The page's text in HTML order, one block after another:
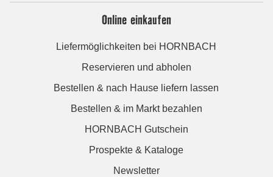
Online einkaufen
Liefermöglichkeiten bei HORNBACH
Reservieren und abholen
Bestellen & nach Hause liefern lassen
Bestellen & im Markt bezahlen
HORNBACH Gutschein
Prospekte & Kataloge
Newsletter